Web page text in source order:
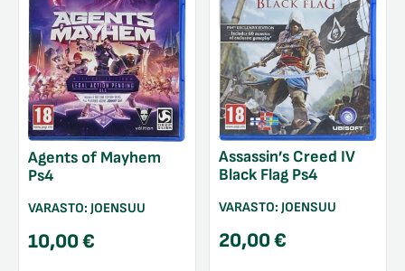
Agents of Mayhem
Ps4
VARASTO: JOENSUU
10,00€
Assassin’s Creed IV
Black Flag Ps4
VARASTO: JOENSUU
20,00€